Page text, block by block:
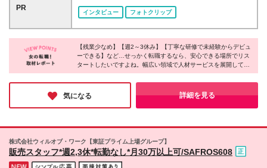
を一緒に見つけていきましょう♪
円＋賞与年2回＋残業手当＋各種手当 ☆上記は最下限
り。試用期間中、雇用形態・給与・待遇に変更はあり
ません
当店舗（小売店・商業施設）への直行直帰となります
駅チカ／人気エリア／ショッピングモール・アウトレ
ット・百貨店／主要駅から徒歩10分圏内の勤務地も！
～勤務地は下記いずれかとなります～ 【北海道・東
北】 北海道、青森、岩手、宮城、秋田、山形、福島
【関東】 茨城、栃木、群馬、埼玉、千葉、東京、神
奈川 【中部】 富山、石川、福井、新潟、山梨、長
野、岐阜、静岡、愛知 【近畿】 三重、滋賀、京都、
大阪、兵庫、奈良、和歌山 【中国】 鳥取、島根、岡
山、広島、山口、徳島、香川、愛媛、高知 【九州】
（新宿）、静岡、金沢、名古屋、大阪、広島、福岡 ※
初回配属地以外の当社関連勤務地での勤務はありませ
ん
PR
インタビュー フォトクリップ
【残業少なめ】【週2～3休み】【丁寧な研修で未経験からデビュ
ーできる】など…せっかく転職するなら、安心できる場所でリス
タートしたいですよね。幅広い領域で人材サービスを展開してい
る同社では、充実した休日休暇や残業時間の削減によって働きや
すい環境を作っているのだとか！東証プライム上場企業グループ
としての安定性も同社の魅力。新たな一歩を踏み出す場所にぴっ
たりではないでしょうか。
気になる 詳細を見る
株式会社ウィルオブ・ワーク【東証プライム上場グループ】
販売スタッフ*週2,3休*転勤なし*月30万以上可/SAFROS608